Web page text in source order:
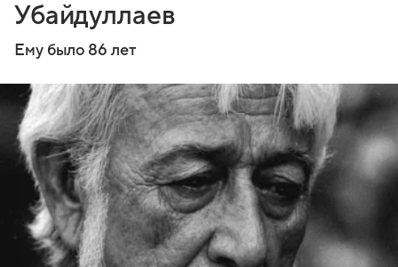
Убайдуллаев
Ему было 86 лет